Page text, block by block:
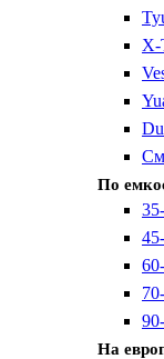
X-
По
На